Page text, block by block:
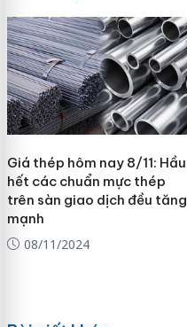
Giá thép hôm nay 8/11: Hầu
hết các chuẩn mực thép
trên sàn giao dịch đều tăng
mạnh
08/11/2024